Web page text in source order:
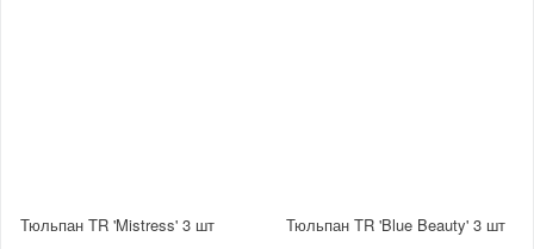
Тюльпан TR 'Mistress' 3 шт
Тюльпан TR 'Blue Beauty' 3 шт